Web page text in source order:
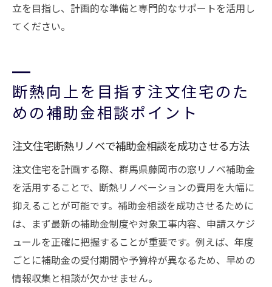
立を目指し、計画的な準備と専門的なサポートを活用し
てください。
断熱向上を目指す注文住宅のた
めの補助金相談ポイント
注文住宅断熱リノベで補助金相談を成功させる方法
注文住宅を計画する際、群馬県藤岡市の窓リノベ補助金
を活用することで、断熱リノベーションの費用を大幅に
抑えることが可能です。補助金相談を成功させるために
は、まず最新の補助金制度や対象工事内容、申請スケジ
ュールを正確に把握することが重要です。例えば、年度
ごとに補助金の受付期間や予算枠が異なるため、早めの
情報収集と相談が欠かせません。